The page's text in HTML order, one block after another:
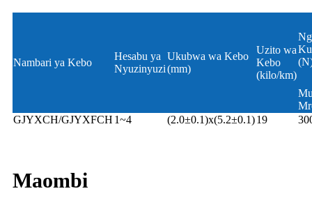
Nambari ya Kebo
Hesabu ya
Nyuzinyuzi
Ukubwa wa Kebo
(mm)
Uzito wa
Kebo
(kilo/km)
GJYXCH/GJYXFCH 1~4 (2.0±0.1)x(5.2±0.1)19
Maombi